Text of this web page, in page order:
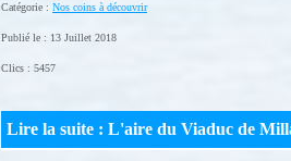
Catégorie : Nos coins à découvrir
Publié le : 13 Juillet 2018
Clics : 5457
Lire la suite : L'aire du Viaduc de